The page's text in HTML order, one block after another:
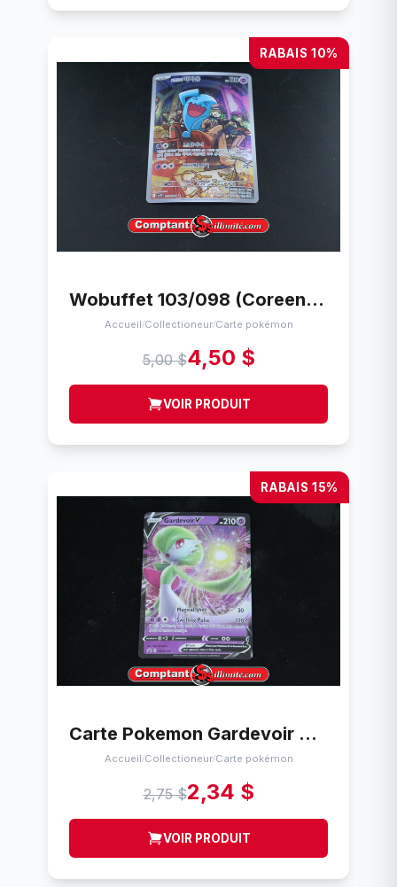
RABAIS 10%
Wobuffet 103/098 (Coreen) Pokemon carte pokemon
Accueil/Collectioneur/Carte pokémon
5,00 $4,50 $
VOIR PRODUIT
RABAIS 15%
Carte Pokemon Gardevoir V 105 Cartes
Accueil/Collectioneur/Carte pokémon
2,75 $2,34 $
VOIR PRODUIT